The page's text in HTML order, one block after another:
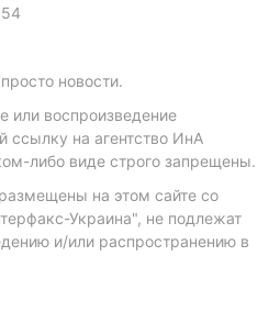
новости.
или воспроизведение
на агентство ИнА
либо виде строго запрещены.
на этом сайте со
Украина", не подлежат
и/или распространению в